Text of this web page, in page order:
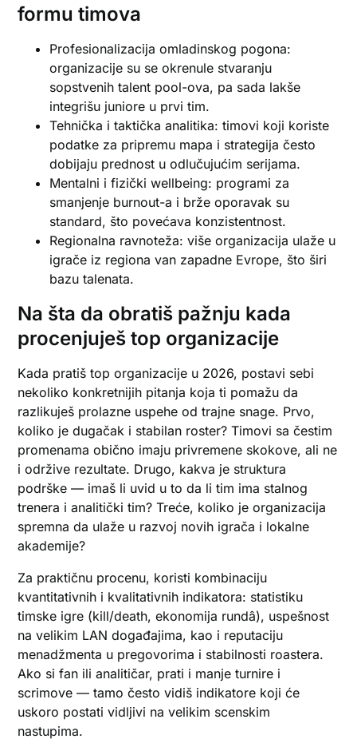
formu timova
Profesionalizacija omladinskog pogona:
organizacije su se okrenule stvaranju
sopstvenih talent pool-ova, pa sada lakše
integrišu juniore u prvi tim.
Tehnička i taktička analitika: timovi koji koriste
podatke za pripremu mapa i strategija često
dobijaju prednost u odlučujućim serijama.
Mentalni i fizički wellbeing: programi za
smanjenje burnout-a i brže oporavak su
standard, što povećava konzistentnost.
Regionalna ravnoteža: više organizacija ulaže u
igrače iz regiona van zapadne Evrope, što širi
bazu talenata.
Na šta da obratiš pažnju kada
procenjuješ top organizacije
Kada pratiš top organizacije u 2026, postavi sebi
nekoliko konkretnijih pitanja koja ti pomažu da
razlikuješ prolazne uspehe od trajne snage. Prvo,
koliko je dugačak i stabilan roster? Timovi sa čestim
promenama obično imaju privremene skokove, ali ne
i održive rezultate. Drugo, kakva je struktura
podrške — imaš li uvid u to da li tim ima stalnog
trenera i analitički tim? Treće, koliko je organizacija
spremna da ulaže u razvoj novih igrača i lokalne
akademije?
Za praktičnu procenu, koristi kombinaciju
kvantitativnih i kvalitativnih indikatora: statistiku
timske igre (kill/death, ekonomija rundâ), uspešnost
na velikim LAN događajima, kao i reputaciju
menadžmenta u pregovorima i stabilnosti roastera.
Ako si fan ili analitičar, prati i manje turnire i
scrimove — tamo često vidiš indikatore koji će
uskoro postati vidljivi na velikim scenskim
nastupima.